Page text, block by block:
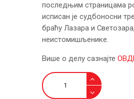
последњим страницама
исписан је судбоносни
браћу Лазара и
неистомишљенике.
Више о делу сазнајте
Назарени
количина